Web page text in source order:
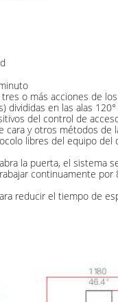
o más acciones de
divididas en las alas
del control de
cara y otros métodos de
libres del equipo del
la puerta, el sistema
continuamente
reducir el tiempo de